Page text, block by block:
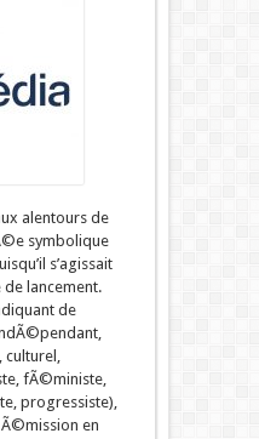
alentours de
symbolique
s’agissait
lancement.
de
culturel,
fÃ©ministe,
progressiste),
en